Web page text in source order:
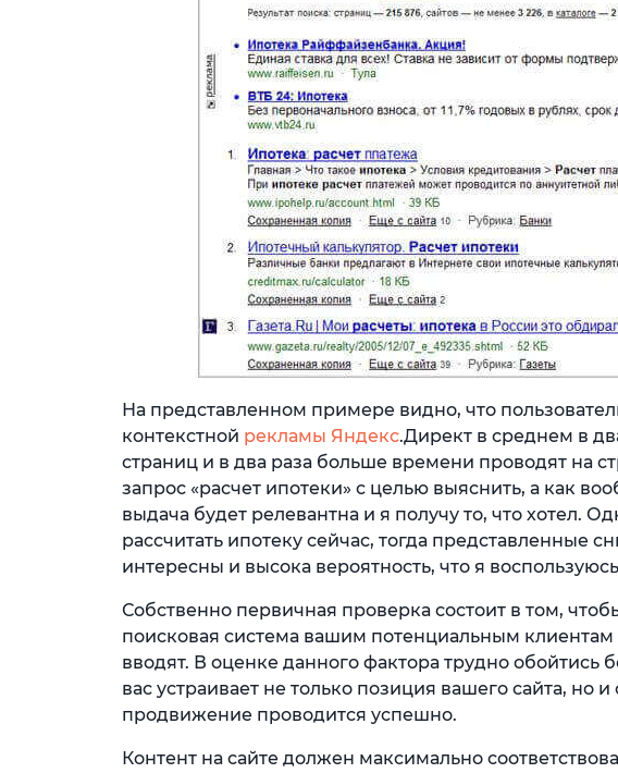
На представленном примере видно, что
контекстной рекламы Яндекс.Директ в среднем в
страниц и в два раза больше времени проводят на
запрос «расчет ипотеки» с целью выяснить, а как
выдача будет релевантна и я получу то, что хотел.
рассчитать ипотеку сейчас, тогда представленные
интересны и высока вероятность, что я воспользуюсь
Собственно первичная проверка состоит в том,
поисковая система вашим потенциальным клиентам
вводят. В оценке данного фактора трудно обойтись
вас устраивает не только позиция вашего сайта, но
продвижение проводится успешно.
Контент на сайте должен максимально